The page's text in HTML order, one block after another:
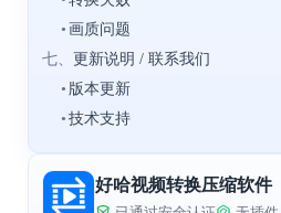
• 画质问题
七、 更新说明 / 联系我们
• 版本更新
• 技术支持
好哈视频转换压缩软件